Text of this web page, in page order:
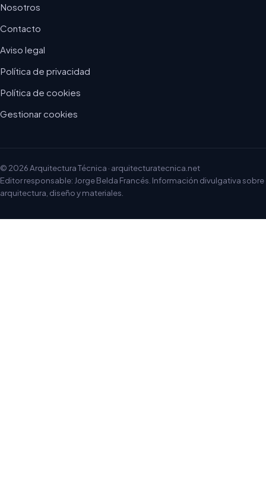
Nosotros
Contacto
Aviso legal
Política de privacidad
Política de cookies
Gestionar cookies
© 2026 Arquitectura Técnica · arquitecturatecnica.net
Editor responsable: Jorge Belda Francés. Información divulgativa sobre
arquitectura, diseño y materiales.